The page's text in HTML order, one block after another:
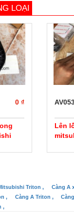
LOẠI
0 ₫
Lên
Triton ,
Càng A
,
Càng A Triton ,
,